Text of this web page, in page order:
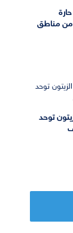
من مناطق
توحد